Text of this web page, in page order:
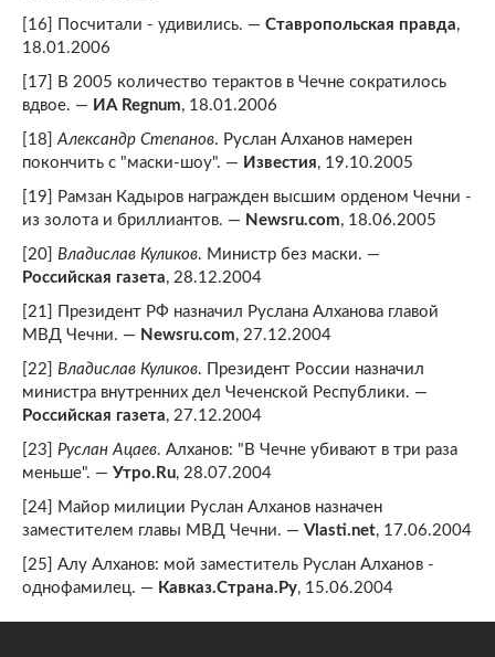
[16] Посчитали - удивились. — Ставропольская правда,
18.01.2006
[17] В 2005 количество терактов в Чечне сократилось
вдвое. — ИА Regnum, 18.01.2006
[18]Александр Степанов. Руслан Алханов намерен
покончить с "маски-шоу". — Известия, 19.10.2005
[19] Рамзан Кадыров награжден высшим орденом Чечни -
из золота и бриллиантов. — Newsru.com, 18.06.2005
[20] Владислав Куликов. Министр без маски. —
Российская газета, 28.12.2004
[21] Президент РФ назначил Руслана Алханова главой
МВД Чечни. — Newsru.com, 27.12.2004
[22] Владислав Куликов. Президент России назначил
министра внутренних дел Чеченской Республики. —
Российская газета, 27.12.2004
[23] Руслан Ацаев. Алханов: "В Чечне убивают в три раза
меньше". — Утро.Ru, 28.07.2004
[24] Майор милиции Руслан Алханов назначен
заместителем главы МВД Чечни. — Vlasti.net, 17.06.2004
[25] Алу Алханов: мой заместитель Руслан Алханов -
однофамилец. — Кавказ.Страна.Ру, 15.06.2004